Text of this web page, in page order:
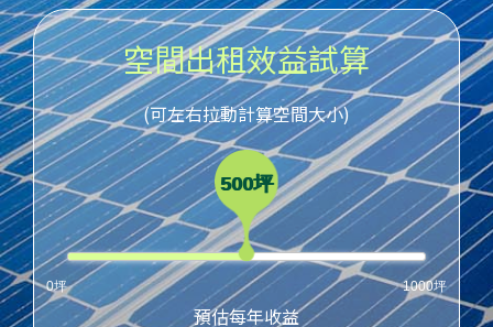
空間出租效益試算
(可左右拉動計算空間大小)
0坪 1000坪
500坪
預估每年收益